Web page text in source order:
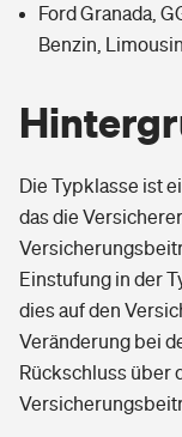
Ford Granada,
Benzin,
Die Typklasse ist
das die
Einstufung in der
dies auf den
Veränderung bei
Rückschluss über